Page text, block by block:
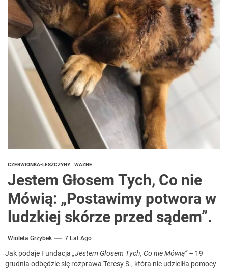
CZERWIONKA-LESZCZYNY WAŻNE
Jestem Głosem Tych, Co nie
Mówią: „Postawimy potwora w
ludzkiej skórze przed sądem”.
Wioleta Grzybek 7 Lat Ago
Jak podaje Fundacja „Jestem Głosem Tych, Co nie Mówią” – 19
grudnia odbędzie się rozprawa Teresy S., która nie udzieliła pomocy